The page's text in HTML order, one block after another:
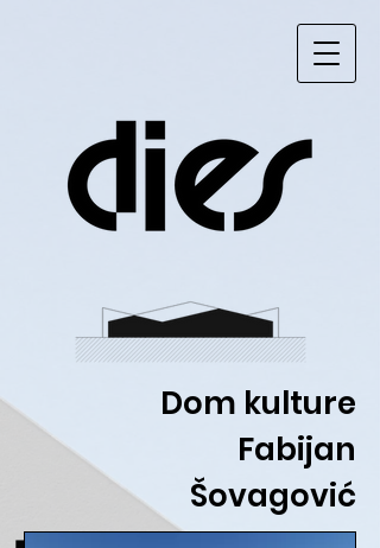
Dom kulture
Fabijan
Šovagović